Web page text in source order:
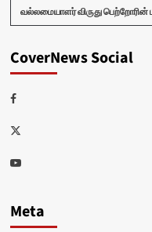
வல்லமையாளர் விருது பெற்றோரின்
CoverNews Social
Facebook
Twitter
Youtube
Meta